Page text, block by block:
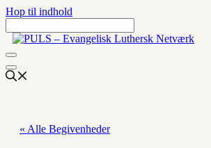
Hop til indhold
« Alle Begivenheder